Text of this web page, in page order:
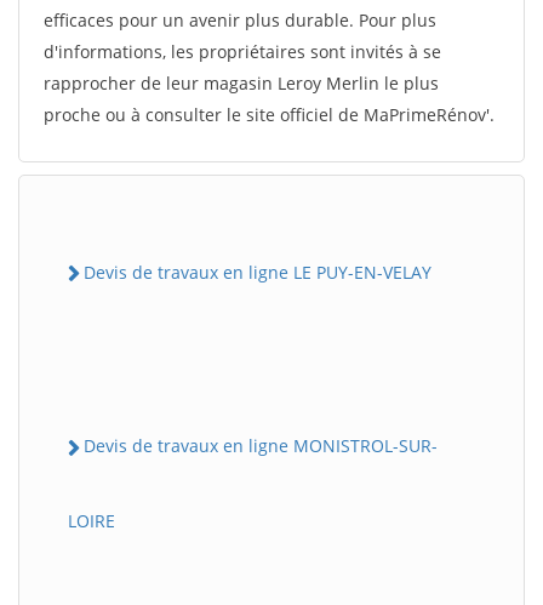
efficaces pour un avenir plus durable. Pour plus
d'informations, les propriétaires sont invités à se
rapprocher de leur magasin Leroy Merlin le plus
proche ou à consulter le site officiel de MaPrimeRénov'.
Devis de travaux en ligne LE PUY-EN-VELAY
Devis de travaux en ligne MONISTROL-SUR-
LOIRE